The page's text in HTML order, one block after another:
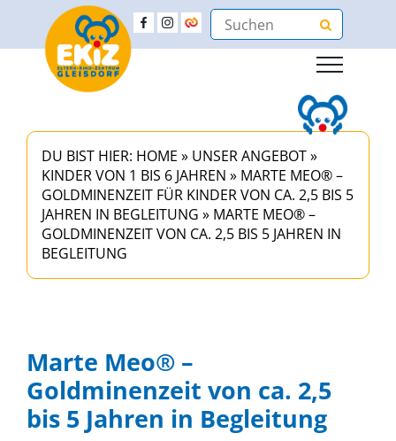
DU BIST HIER: HOME » UNSER ANGEBOT»
KINDER VON 1 BIS 6 JAHREN » MARTE MEO® –
GOLDMINENZEIT FÜR KINDER VON CA. 2,5 BIS 5
JAHREN IN BEGLEITUNG » MARTE MEO® –
GOLDMINENZEIT VON CA. 2,5 BIS 5 JAHREN IN
BEGLEITUNG
Marte Meo® –
Goldminenzeit von ca. 2,5
bis 5 Jahren in Begleitung